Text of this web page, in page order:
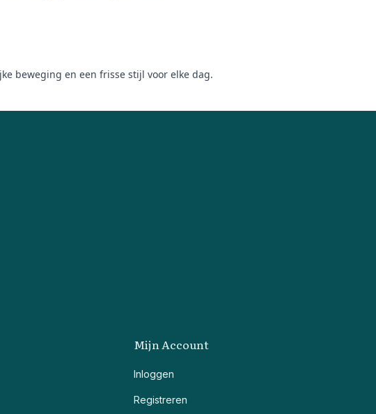
beweging en een frisse stijl voor elke dag.
Mijn Account
Inloggen
Registreren